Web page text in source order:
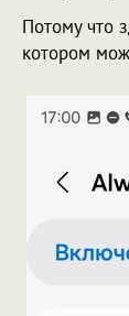
Потому что
котором